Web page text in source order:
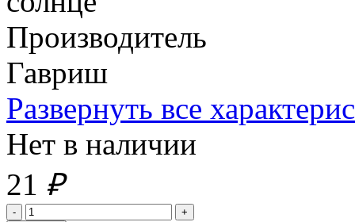
Производитель
Гавриш
Развернуть все
Нет в наличии
21 ₽